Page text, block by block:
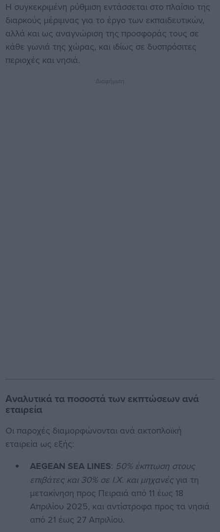
Η συγκεκριμένη ρύθμιση εντάσσεται στο πλαίσιο της
διαρκούς μέριμνας για το έργο των εκπαιδευτικών,
αλλά και ως αναγνώριση της προσφοράς τους σε
κάθε γωνιά της χώρας, και ιδίως σε δυσπρόσιτες
περιοχές και νησιά.
Διαφήμιση
Αναλυτικά τα ποσοστά των εκπτώσεων ανά
εταιρεία
Οι παροχές διαμορφώνονται ανά ακτοπλοϊκή
εταιρεία ως εξής:
AEGEAN SEA LINES: 50% έκπτωση στους
επιβάτες και 30% σε Ι.Χ. και μηχανέςγια τη
μετακίνηση προς Πειραιά από 11 έως 18
Απριλίου 2025, και αντίστροφα προς τα νησιά
από 21 έως 27 Απριλίου.